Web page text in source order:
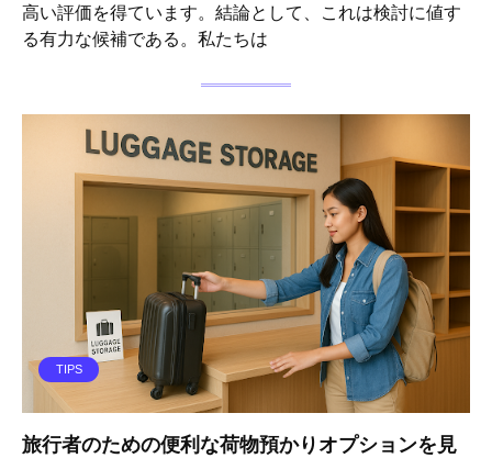
高い評価を得ています。結論として、これは検討に値す
る有力な候補である。私たちは
TIPS
旅行者のための便利な荷物預かりオプションを見